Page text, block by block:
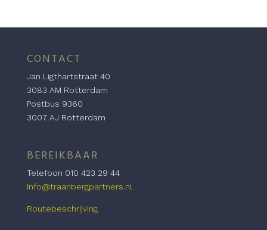
CONTACT
Jan Ligthartstraat 40
3083 AM Rotterdam
Postbus 9360
3007 AJ Rotterdam
BEREIKBAAR
Telefoon 010 423 29 44
info@traanbergpartners.nl
Routebeschrijving